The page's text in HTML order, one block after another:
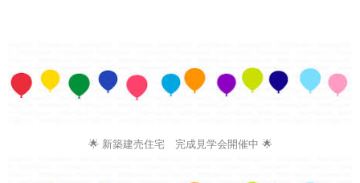
🌟 新築建売住宅 完成見学会開催中 🌟